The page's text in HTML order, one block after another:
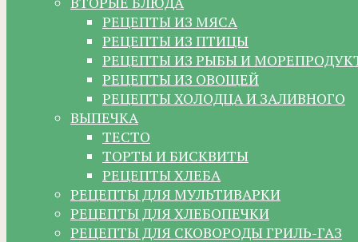
РЕЦЕПТЫ ИЗ МЯСА
РЕЦЕПТЫ ИЗ ПТИЦЫ
РЕЦЕПТЫ ИЗ РЫБЫ И
РЕЦЕПТЫ ИЗ ОВОЩЕЙ
РЕЦЕПТЫ ХОЛОДЦА И ЗАЛИВНОГО
ВЫПЕЧКА
ТЕСТО
ТОРТЫ И БИСКВИТЫ
РЕЦЕПТЫ ХЛЕБА
РЕЦЕПТЫ ДЛЯ МУЛЬТИВАРКИ
РЕЦЕПТЫ ДЛЯ ХЛЕБОПЕЧКИ
РЕЦЕПТЫ ДЛЯ СКОВОРОДЫ ГРИЛЬ-ГАЗ